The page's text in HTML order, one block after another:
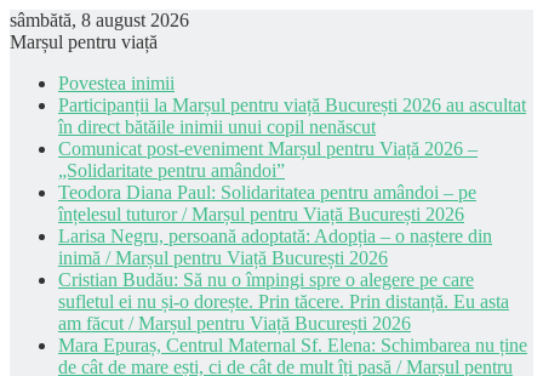
sâmbătă, 8 august 2026
Marșul pentru viață
Povestea inimii
Participanții la Marșul pentru viață București 2026 au ascultat
în direct bătăile inimii unui copil nenăscut
Comunicat post-eveniment Marșul pentru Viață 2026 –
„Solidaritate pentru amândoi”
Teodora Diana Paul: Solidaritatea pentru amândoi – pe
înțelesul tuturor / Marșul pentru Viață București 2026
Larisa Negru, persoană adoptată: Adopția – o naștere din
inimă / Marșul pentru Viață București 2026
Cristian Budău: Să nu o împingi spre o alegere pe care
sufletul ei nu și-o dorește. Prin tăcere. Prin distanță. Eu asta
am făcut / Marșul pentru Viață București 2026
Mara Epuraș, Centrul Maternal Sf. Elena: Schimbarea nu ține
de cât de mare ești, ci de cât de mult îți pasă / Marșul pentru